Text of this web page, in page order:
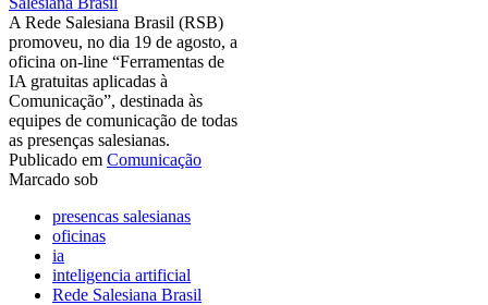
A Rede Salesiana Brasil (RSB)
promoveu, no dia 19 de agosto, a
oficina on-line “Ferramentas de
IA gratuitas aplicadas à
Comunicação”, destinada às
equipes de comunicação de todas
as presenças salesianas.
Publicado em Comunicação
Marcado sob
presencas salesianas
oficinas
ia
inteligencia artificial
Rede Salesiana Brasil